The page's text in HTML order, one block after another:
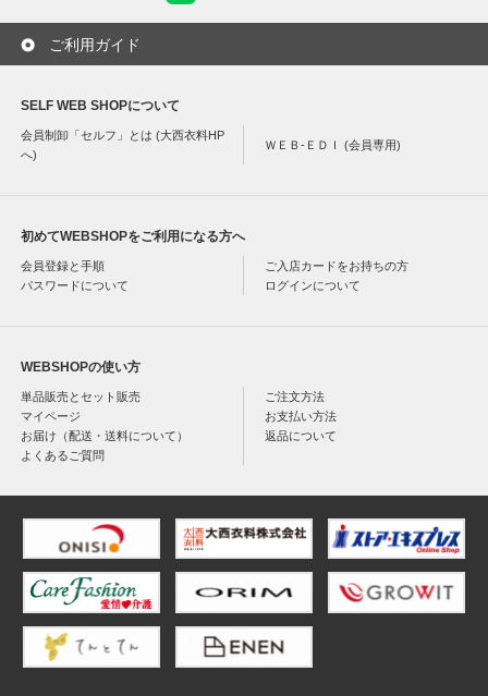
ご利用ガイド
SELF WEB SHOPについて
会員制卸「セルフ」とは (大西衣料HP
へ)
ＷＥＢ-ＥＤＩ (会員専用)
初めてWEBSHOPをご利用になる方へ
会員登録と手順
ご入店カードをお持ちの方
パスワードについて
ログインについて
WEBSHOPの使い方
単品販売とセット販売
ご注文方法
マイページ
お支払い方法
お届け（配送・送料について）
返品について
よくあるご質問